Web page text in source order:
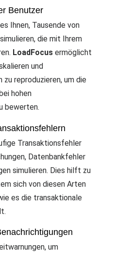
Benutzer
Ihnen, Tausende von
die mit Ihrem
LoadFocus ermöglicht
und
reproduzieren, um die
hohen
bewerten.
Transaktionsfehler
Datenbankfehler
simulieren. Dies hilft zu
sich von diesen Arten
es die transaktionale
um